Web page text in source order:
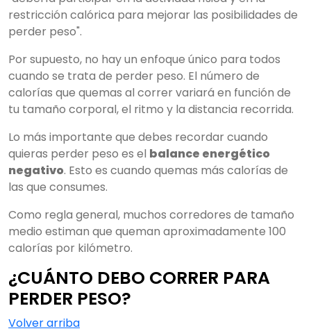
restricción calórica para mejorar las posibilidades de
perder peso".
Por supuesto, no hay un enfoque único para todos
cuando se trata de perder peso. El número de
calorías que quemas al correr variará en función de
tu tamaño corporal, el ritmo y la distancia recorrida.
Lo más importante que debes recordar cuando
quieras perder peso es el balance energético
negativo. Esto es cuando quemas más calorías de
las que consumes.
Como regla general, muchos corredores de tamaño
medio estiman que queman aproximadamente 100
calorías por kilómetro.
¿CUÁNTO DEBO CORRER PARA
PERDER PESO?
Volver arriba